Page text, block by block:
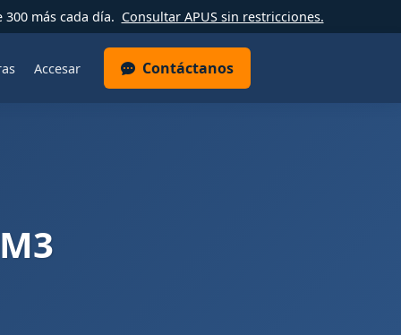
más cada día. Consultar APUS sin restricciones.
Accesar Contáctanos